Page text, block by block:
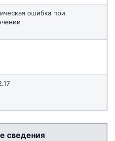
ошибка при
сведения